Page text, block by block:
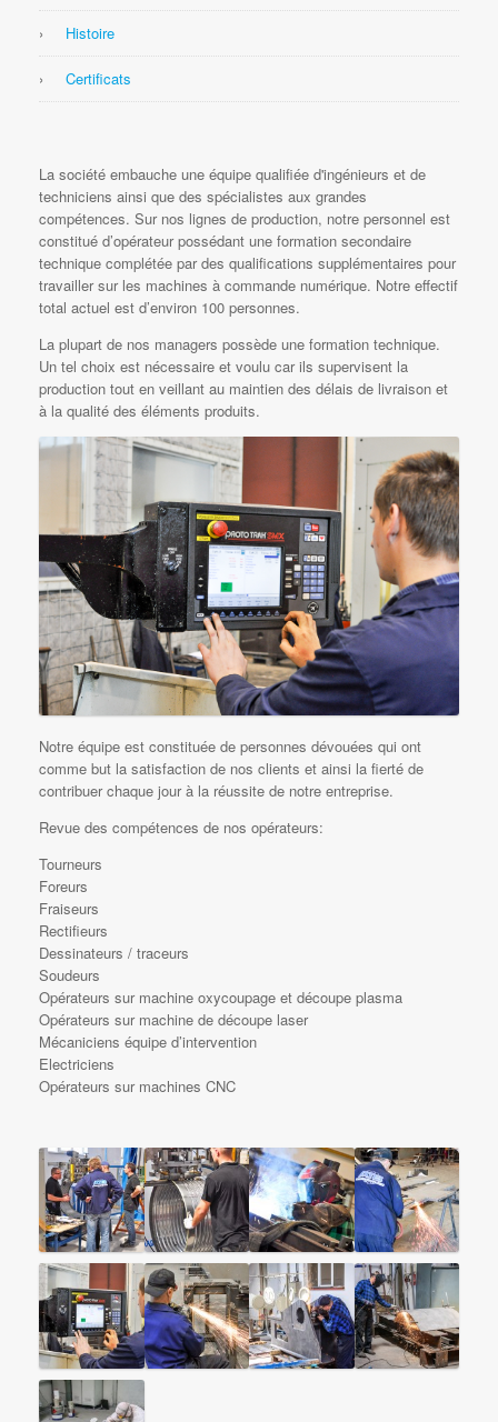
Histoire
Certificats
La société embauche une équipe qualifiée d'ingénieurs et de
techniciens ainsi que des spécialistes aux grandes
compétences. Sur nos lignes de production, notre personnel est
constitué d’opérateur possédant une formation secondaire
technique complétée par des qualifications supplémentaires pour
travailler sur les machines à commande numérique. Notre effectif
total actuel est d’environ 100 personnes.
La plupart de nos managers possède une formation technique.
Un tel choix est nécessaire et voulu car ils supervisent la
production tout en veillant au maintien des délais de livraison et
à la qualité des éléments produits.
Notre équipe est constituée de personnes dévouées qui ont
comme but la satisfaction de nos clients et ainsi la fierté de
contribuer chaque jour à la réussite de notre entreprise.
Revue des compétences de nos opérateurs:
Tourneurs
Foreurs
Fraiseurs
Rectifieurs
Dessinateurs / traceurs
Soudeurs
Opérateurs sur machine oxycoupage et découpe plasma
Opérateurs sur machine de découpe laser
Mécaniciens équipe d’intervention
Electriciens
Opérateurs sur machines CNC